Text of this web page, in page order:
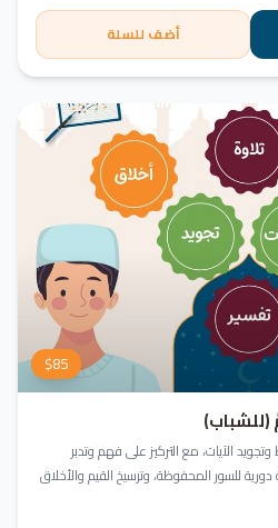
أضف للسلة
$85
(للشباب)
الآيات، مع التركيز على فهم وتدبر
للسور المحفوظة، وترسيخ القيم والأخلاق
القراءة والفهم.